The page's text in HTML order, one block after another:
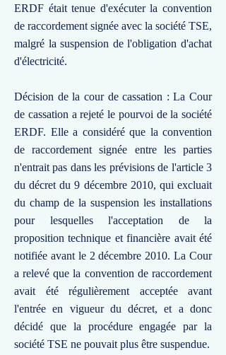
ERDF était tenue d'exécuter la convention
de raccordement signée avec la société TSE,
malgré la suspension de l'obligation d'achat
d'électricité.
Décision de la cour de cassation : La Cour
de cassation a rejeté le pourvoi de la société
ERDF. Elle a considéré que la convention
de raccordement signée entre les parties
n'entrait pas dans les prévisions de l'article 3
du décret du 9 décembre 2010, qui excluait
du champ de la suspension les installations
pour lesquelles l'acceptation de la
proposition technique et financière avait été
notifiée avant le 2 décembre 2010. La Cour
a relevé que la convention de raccordement
avait été régulièrement acceptée avant
l'entrée en vigueur du décret, et a donc
décidé que la procédure engagée par la
société TSE ne pouvait plus être suspendue.